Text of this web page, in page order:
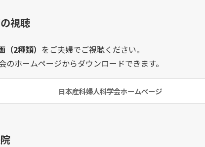
視聴
（2種類） をご夫婦でご視聴ください。
のホームページからダウンロードできます。
日本産科婦人科学会ホームページ